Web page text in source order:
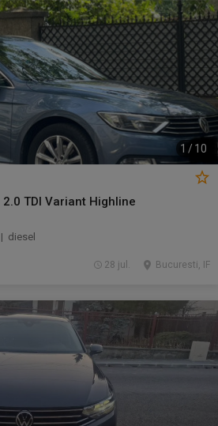
1 / 10
TDI Variant Highline
diesel
Bucuresti, IF
28 jul.